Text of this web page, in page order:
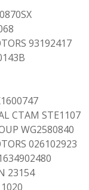
93192417
CTAM STE1107
WG2580840
026102923
23154